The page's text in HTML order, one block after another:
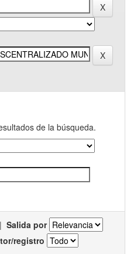
de la búsqueda.
| Salida por
registro